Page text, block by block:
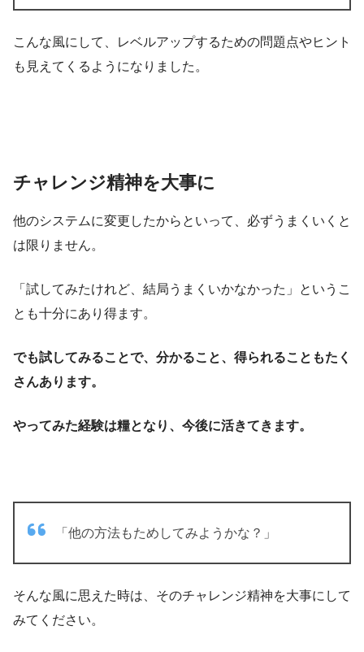
こんな風にして、レベルアップするための問題点やヒント
も見えてくるようになりました。
チャレンジ精神を大事に
他のシステムに変更したからといって、必ずうまくいくと
は限りません。
「試してみたけれど、結局うまくいかなかった」というこ
とも十分にあり得ます。
でも試してみることで、分かること、得られることもたく
さんあります。
やってみた経験は糧となり、今後に活きてきます。
「他の方法もためしてみようかな？」
そんな風に思えた時は、そのチャレンジ精神を大事にして
みてください。